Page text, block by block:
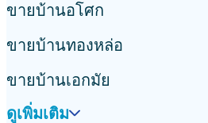
ขายบ้านอโศก
ขายบ้านทองหล่อ
ขายบ้านเอกมัย
ดูเพิ่มเติม